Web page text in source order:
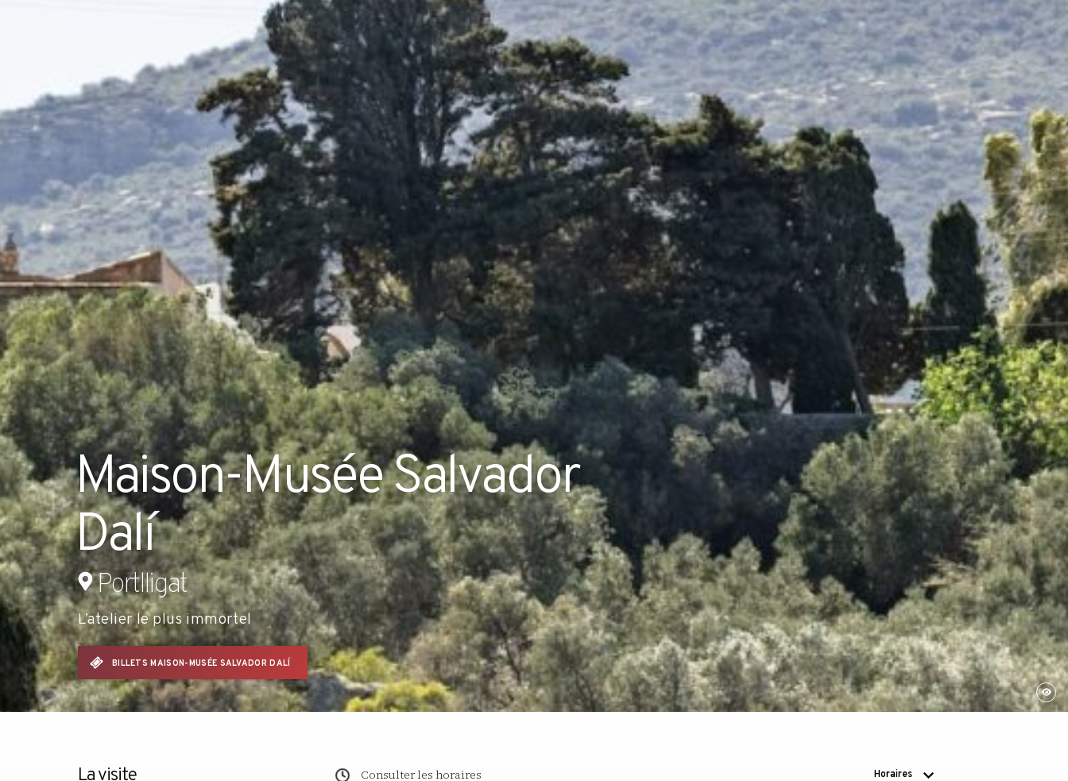
Maison-Musée Salvador
Dalí
Portlligat
L’atelier le plus immortel
BILLETS MAISON-MUSÉE SALVADOR DALÍ
La visite Consulter les horaires Horaires